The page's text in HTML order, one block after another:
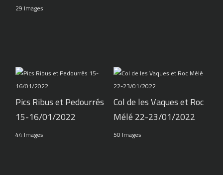
29 Images
Pics Ribus et Pedourrés
15-16/01/2022
44 Images
Col de les Vaques et Roc
Mélé 22-23/01/2022
50 Images